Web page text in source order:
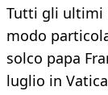
Tutti gli ultimi
modo
solco papa
luglio in